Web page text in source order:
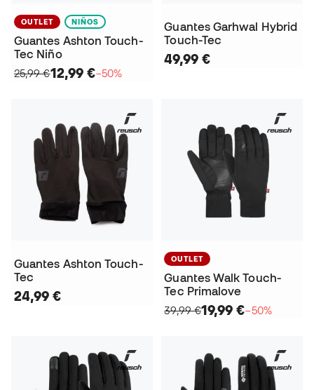
OUTLET NIÑOS
Guantes Ashton Touch-
Tec Niño
25,99 €12,99 €−50%
Guantes Garhwal Hybrid
Touch-Tec
49,99 €
Guantes Ashton Touch-
Tec
24,99 €
OUTLET
Guantes Walk Touch-
Tec Primalove
39,99 €19,99 €−50%